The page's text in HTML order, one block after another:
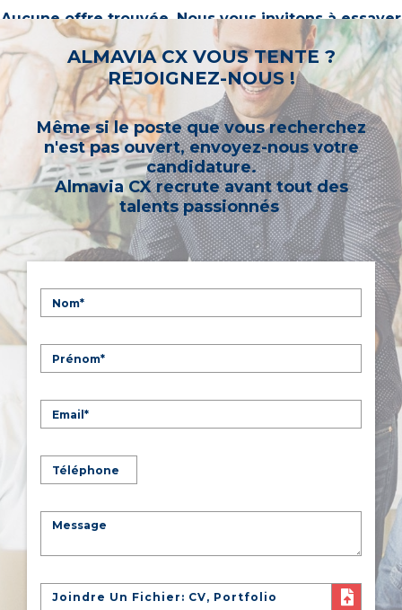
Aucune offre trouvée. Nous vous invitons à essayer
d’autres mots-clés ou à sélectionner un « métier ».
ALMAVIA CX VOUS TENTE ?
REJOIGNEZ-NOUS !
Même si le poste que vous recherchez
n'est pas ouvert, envoyez-nous votre
candidature.
Almavia CX recrute avant tout des
talents passionnés
Joindre Un Fichier: CV, Portfolio